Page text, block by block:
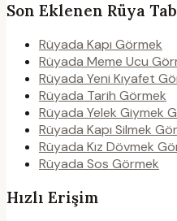
Son Eklenen Rüya
Rüyada Kapı Görmek
Rüyada Meme Ucu
Rüyada Yeni Kıyafet
Rüyada Tarih Görmek
Rüyada Yelek Giymek
Rüyada Kapı Silmek
Rüyada Kız Dövmek
Rüyada Sos Görmek
Hızlı Erişim